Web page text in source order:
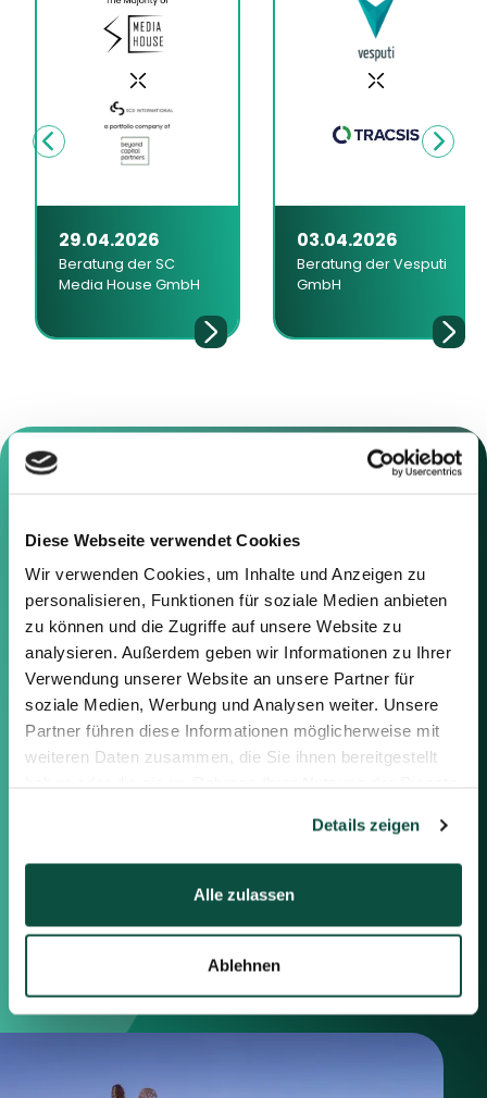
Diese Webseite verwendet Cookies
Wir verwenden Cookies, um Inhalte und Anzeigen zu
personalisieren, Funktionen für soziale Medien anbieten
zu können und die Zugriffe auf unsere Website zu
analysieren. Außerdem geben wir Informationen zu Ihrer
Verwendung unserer Website an unsere Partner für
soziale Medien, Werbung und Analysen weiter. Unsere
Partner führen diese Informationen möglicherweise mit
weiteren Daten zusammen, die Sie ihnen bereitgestellt
Details zeigen
Alle zulassen
Ablehnen
29.04.2026
Beratung der SC
Media House GmbH
03.04.2026
Beratung der Vesputi
GmbH
Kontaktieren Sie uns
Sie können sich gerne mit uns in
Verbindung setzen, indem Sie die
nachstehenden Informationen
oder das Formular auf der rechten
Seite verwenden.
Berlin
Mommsenstraße 11